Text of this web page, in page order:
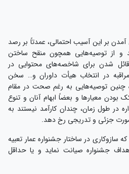
آمدن بر این آسیب احتمالی، عمدتاً بر رصد
و از توصیه‌هایی همچون منقح ساختن
قائل شدن برای شاخصه‌های محتوایی در
در انتخاب هیأت داوران و… سخن
چنین توصیه‌هایی به رغم صحت در مقام
معیارها و بعضاً ابهام آنان و تنوع
در طول زمان، چندان کارآمد نیستند به
جزئی و تدریجی رخ دهد.
سازوکاری در ساختار جشنواره عمار تعبیه
جشنواره صیانت نماید و یا حداقل